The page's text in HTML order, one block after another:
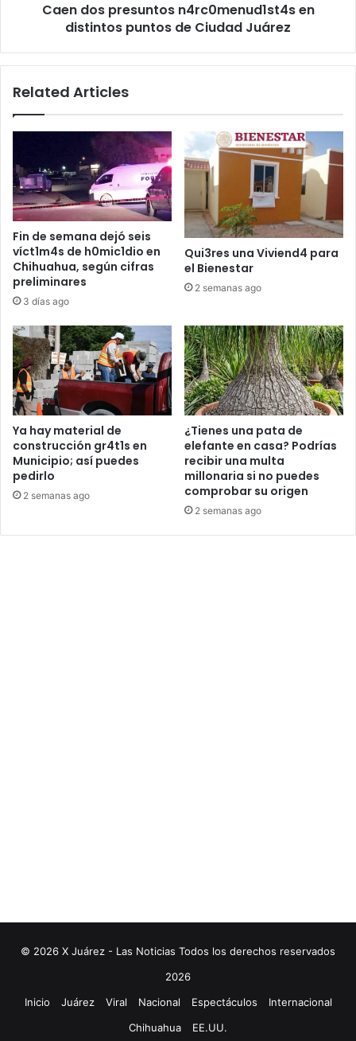
JuárezCaen dos presuntos n4rc0menud1st4s en
distintos puntos de Ciudad Juárez
Related Articles
Fin de semana dejó seis
víct1m4s de h0mic1dio en
Chihuahua, según cifras
preliminares
3 días ago
Qui3res una Viviend4 para
el Bienestar
2 semanas ago
Ya hay material de
construcción gr4t1s en
Municipio; así puedes
pedirlo
2 semanas ago
¿Tienes una pata de
elefante en casa? Podrías
recibir una multa
millonaria si no puedes
comprobar su origen
2 semanas ago
© 2026 X Juárez - Las Noticias Todos los derechos reservados
2026
Inicio
Juárez Viral Nacional Espectáculos
Internacional
Chihuahua
EE.UU.